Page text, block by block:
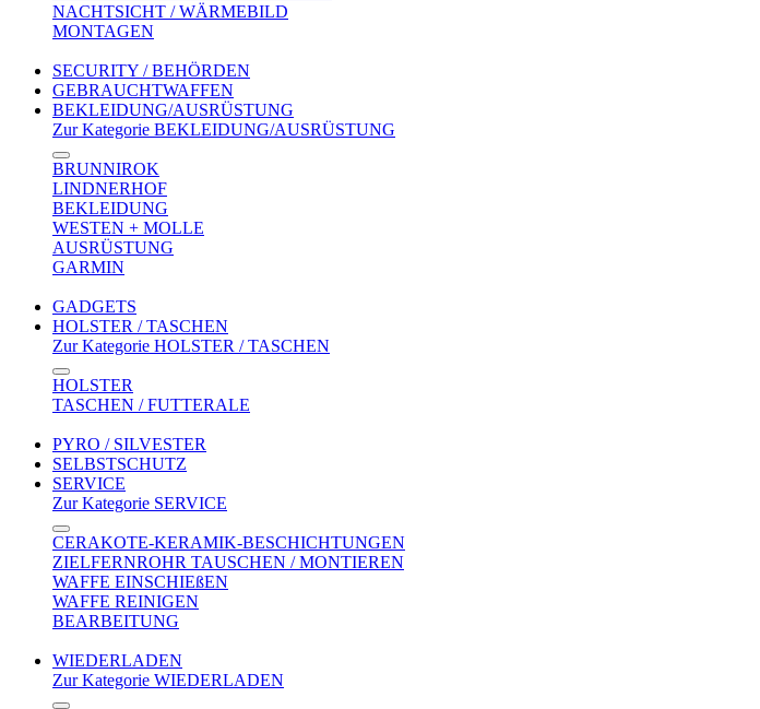
NACHTSICHT / WÄRMEBILD
MONTAGEN
SECURITY / BEHÖRDEN
GEBRAUCHTWAFFEN
BEKLEIDUNG/AUSRÜSTUNG
Zur Kategorie BEKLEIDUNG/AUSRÜSTUNG
BRUNNIROK
LINDNERHOF
BEKLEIDUNG
WESTEN + MOLLE
AUSRÜSTUNG
GARMIN
GADGETS
HOLSTER / TASCHEN
Zur Kategorie HOLSTER / TASCHEN
HOLSTER
TASCHEN / FUTTERALE
PYRO / SILVESTER
SELBSTSCHUTZ
SERVICE
Zur Kategorie SERVICE
CERAKOTE-KERAMIK-BESCHICHTUNGEN
ZIELFERNROHR TAUSCHEN / MONTIEREN
WAFFE EINSCHIEßEN
WAFFE REINIGEN
BEARBEITUNG
WIEDERLADEN
Zur Kategorie WIEDERLADEN